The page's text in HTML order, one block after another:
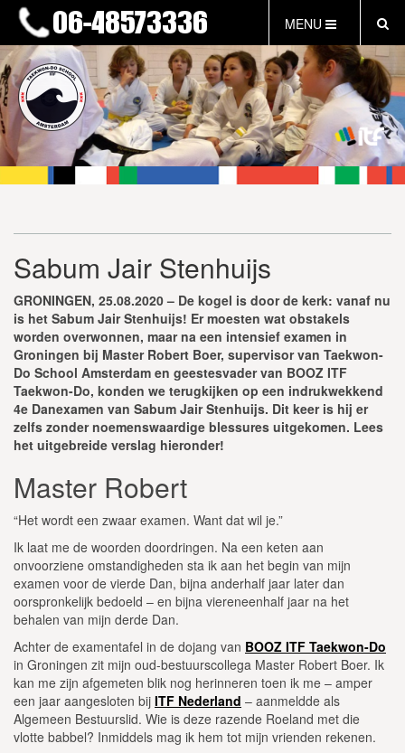
MENU
HOME
NIEUWS
LESTIJDEN & TARIEVEN
INFORMATIE
WAT IS TAEKWON-DO?
FAQ
INLOG LEDEN
GRATIS PROEFLES
Sabum Jair Stenhuijs
GRONINGEN, 25.08.2020 – De kogel is door de kerk: vanaf nu
is het Sabum Jair Stenhuijs! Er moesten wat obstakels
worden overwonnen, maar na een intensief examen in
Groningen bij Master Robert Boer, supervisor van Taekwon-
Do School Amsterdam en geestesvader van BOOZ ITF
Taekwon-Do, konden we terugkijken op een indrukwekkend
4e Danexamen van Sabum Jair Stenhuijs. Dit keer is hij er
zelfs zonder noemenswaardige blessures uitgekomen. Lees
het uitgebreide verslag hieronder!
Master Robert
“Het wordt een zwaar examen. Want dat wil je.”
Ik laat me de woorden doordringen. Na een keten aan
onvoorziene omstandigheden sta ik aan het begin van mijn
examen voor de vierde Dan, bijna anderhalf jaar later dan
oorspronkelijk bedoeld – en bijna viereneenhalf jaar na het
behalen van mijn derde Dan.
Achter de examentafel in de dojang van BOOZ ITF Taekwon-Do
in Groningen zit mijn oud-bestuurscollega Master Robert Boer. Ik
kan me zijn afgemeten blik nog herinneren toen ik me – amper
een jaar aangesloten bij ITF Nederland – aanmeldde als
Algemeen Bestuurslid. Wie is deze razende Roeland met die
vlotte babbel? Inmiddels mag ik hem tot mijn vrienden rekenen.